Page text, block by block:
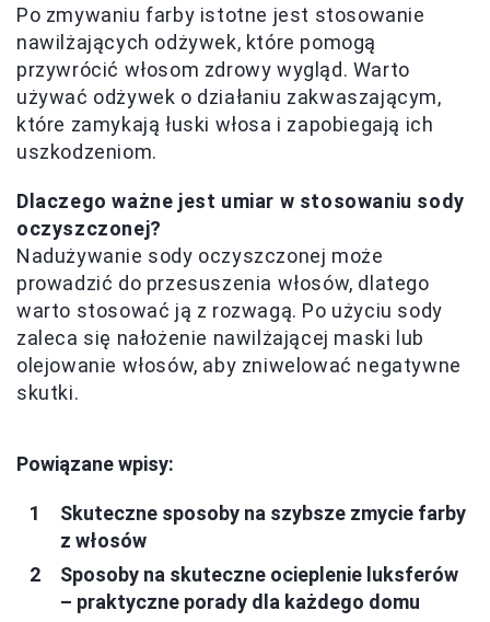
Po zmywaniu farby istotne jest stosowanie
nawilżających odżywek, które pomogą
przywrócić włosom zdrowy wygląd. Warto
używać odżywek o działaniu zakwaszającym,
które zamykają łuski włosa i zapobiegają ich
uszkodzeniom.
Dlaczego ważne jest umiar w stosowaniu sody
oczyszczonej?
Nadużywanie sody oczyszczonej może
prowadzić do przesuszenia włosów, dlatego
warto stosować ją z rozwagą. Po użyciu sody
zaleca się nałożenie nawilżającej maski lub
olejowanie włosów, aby zniwelować negatywne
skutki.
Powiązane wpisy:
Skuteczne sposoby na szybsze zmycie farby
z włosów
Sposoby na skuteczne ocieplenie luksferów
– praktyczne porady dla każdego domu